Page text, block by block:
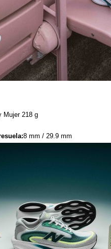
Mujer 218 g
8 mm / 29.9 mm